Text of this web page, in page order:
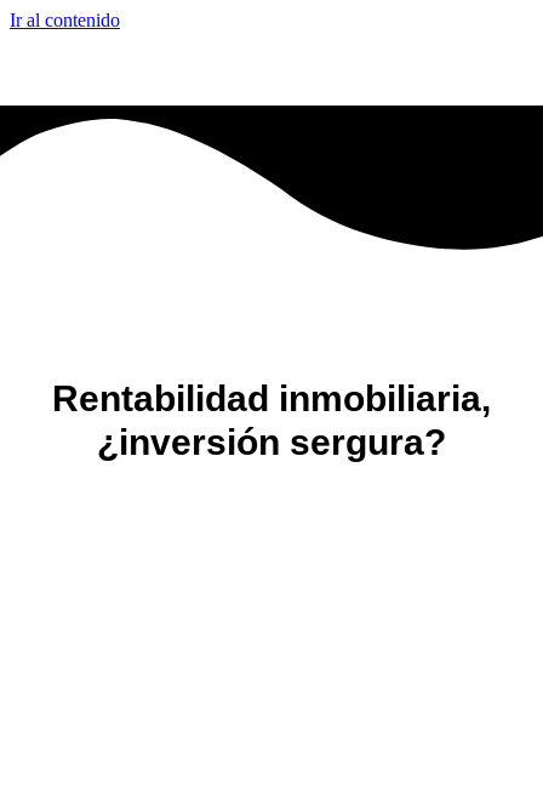
Ir al contenido
Rentabilidad inmobiliaria,
¿inversión sergura?